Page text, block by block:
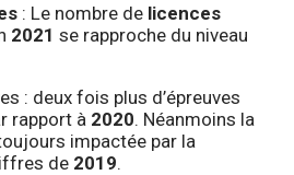
: Le nombre de licences
2021 se rapproche du niveau
: deux fois plus d’épreuves
rapport à 2020. Néanmoins la
impactée par la
de 2019.